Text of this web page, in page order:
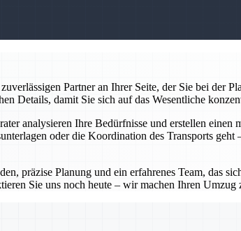
Partner an Ihrer Seite, der Sie bei der
Details, damit Sie sich auf das Wesentliche
analysieren Ihre Bedürfnisse und erstellen einen
oder die Koordination des Transports geht
präzise Planung und ein erfahrenes Team, das
Sie uns noch heute – wir machen Ihren